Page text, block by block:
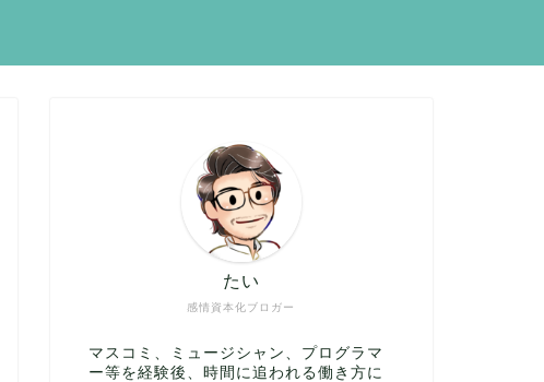
感情資本化ブロガー
たい
マスコミ、ミュージシャン、プログラマ
ー等を経験後、時間に追われる働き方に